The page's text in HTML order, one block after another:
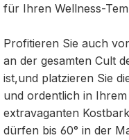
für Ihren Wellness-
Profitieren Sie auch
an der gesamten Cult
ist,und platzieren Sie
und ordentlich in Ihrem
extravaganten
dürfen bis 60° in der